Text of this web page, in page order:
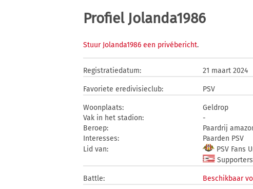
Profiel Jolanda1986
Stuur Jolanda1986 een privébericht.
Registratiedatum: 21 maart 2024
Favoriete eredivisieclub: PSV
Woonplaats:
Geldrop
Vak in het stadion:
-
Beroep:
Paardrij
Interesses:
Paarden PSV
Lid van:
PSV Fans
Battle: Beschikbaar